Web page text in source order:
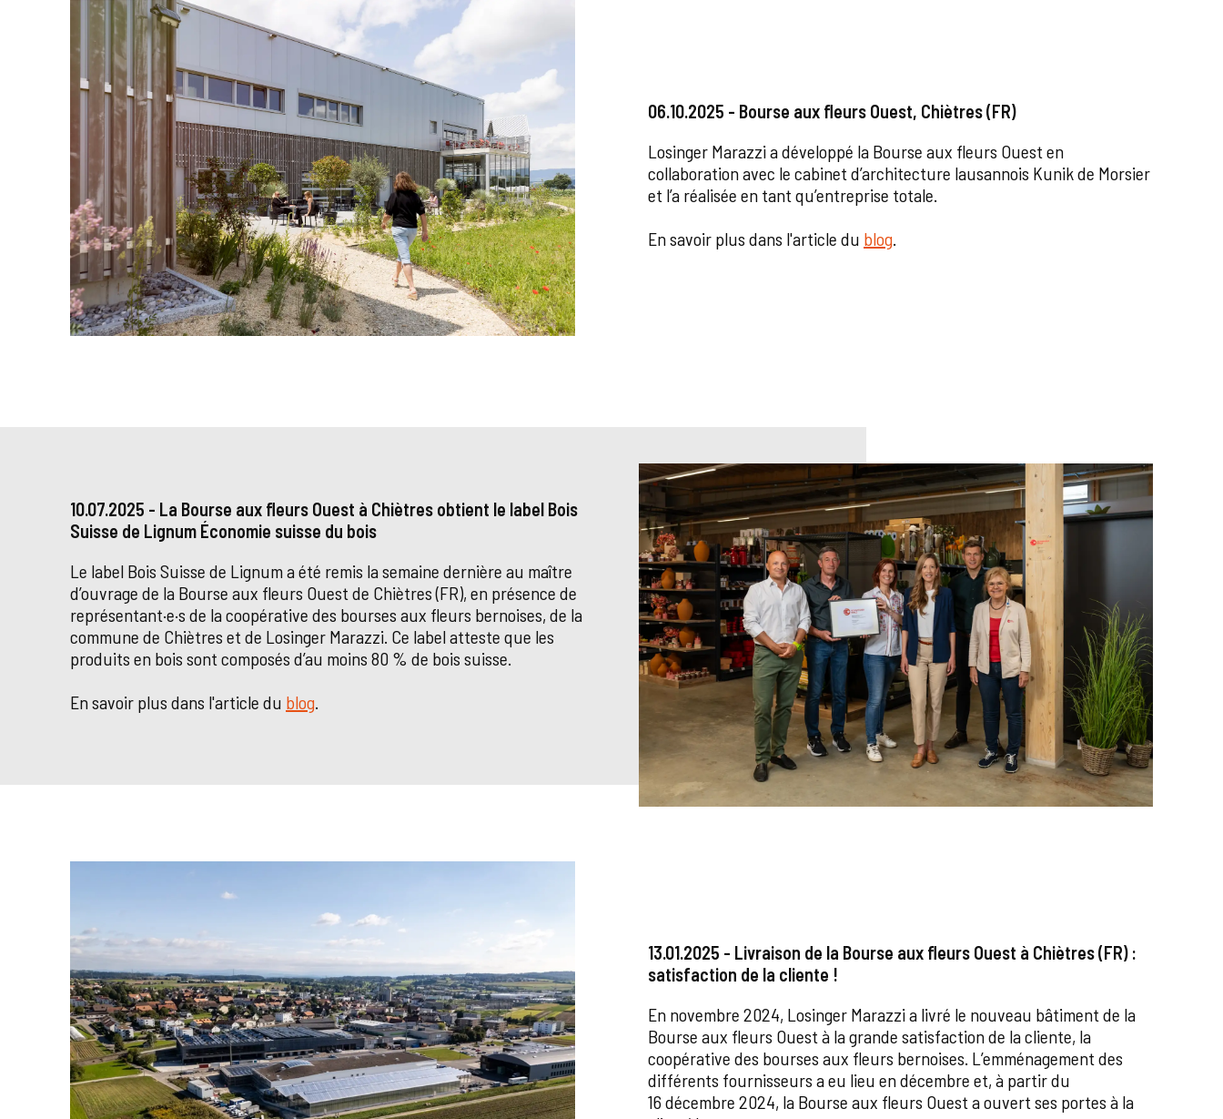
06.10.2025 - Bourse aux fleurs Ouest, Chiètres (FR)
Losinger Marazzi a développé la Bourse aux fleurs Ouest en
collaboration avec le cabinet d’architecture lausannois Kunik de Morsier
et l’a réalisée en tant qu’entreprise totale.
En savoir plus dans l'article du blog
10.07.2025 - La Bourse aux fleurs Ouest à Chiètres obtient le label Bois
Suisse de Lignum Économie suisse du bois
Le label Bois Suisse de Lignum a été remis la semaine dernière au maître
d’ouvrage de la Bourse aux fleurs Ouest de Chiètres (FR), en présence de
représentant·e·s de la coopérative des bourses aux fleurs bernoises, de la
commune de Chiètres et de Losinger Marazzi. Ce label atteste que les
produits en bois sont composés d’au moins 80 % de bois suisse.
En savoir plus dans l'article du blog.
13.01.2025 - Livraison de la Bourse aux fleurs Ouest à Chiètres (FR) :
satisfaction de la cliente !
En novembre 2024, Losinger Marazzi a livré le nouveau bâtiment de la
Bourse aux fleurs Ouest à la grande satisfaction de la cliente, la
coopérative des bourses aux fleurs bernoises. L’emménagement des
différents fournisseurs a eu lieu en décembre et, à partir du
16 décembre 2024, la Bourse aux fleurs Ouest a ouvert ses portes à la